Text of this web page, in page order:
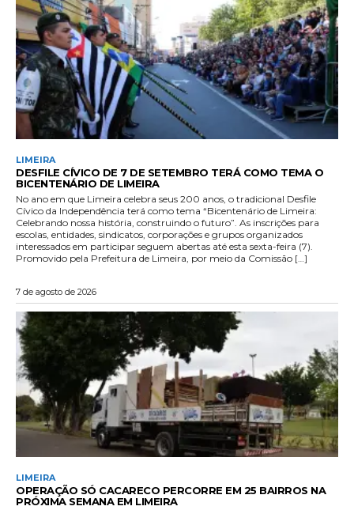
LIMEIRA
DESFILE CÍVICO DE 7 DE SETEMBRO TERÁ COMO TEMA O
BICENTENÁRIO DE LIMEIRA
No ano em que Limeira celebra seus 200 anos, o tradicional Desfile
Cívico da Independência terá como tema “Bicentenário de Limeira:
Celebrando nossa história, construindo o futuro”. As inscrições para
escolas, entidades, sindicatos, corporações e grupos organizados
interessados em participar seguem abertas até esta sexta-feira (7).
Promovido pela Prefeitura de Limeira, por meio da Comissão […]
7 de agosto de 2026
LIMEIRA
OPERAÇÃO SÓ CACARECO PERCORRE EM 25 BAIRROS NA
PRÓXIMA SEMANA EM LIMEIRA